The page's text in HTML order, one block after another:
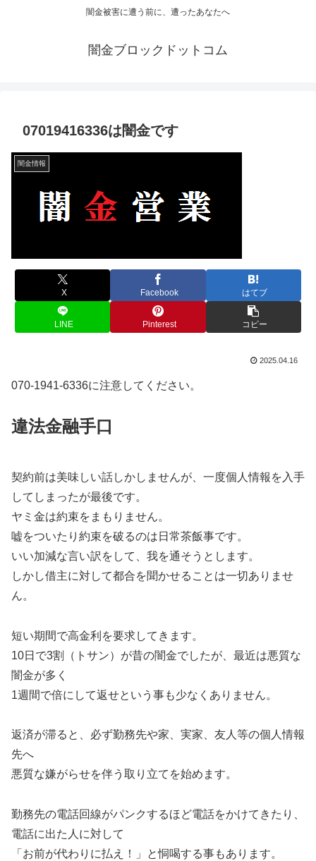
闇金被害に遭う前に、遭ったあなたへ
闇金ブロックドットコム
07019416336は闇金です
闇金情報
X Facebook はてブ
LINE Pinterest コピー
2025.04.16
070-1941-6336に注意してください。
違法金融手口
契約前は美味しい話しかしませんが、一度個人情報を入手
してしまったが最後です。
ヤミ金は約束をまもりません。
嘘をついたり約束を破るのは日常茶飯事です。
いい加減な言い訳をして、我を通そうとします。
しかし借主に対して都合を聞かせることは一切ありませ
ん。
短い期間で高金利を要求してきます。
10日で3割（トサン）が昔の闇金でしたが、最近は悪質な
闇金が多く
1週間で倍にして返せという事も少なくありません。
返済が滞ると、必ず勤務先や家、実家、友人等の個人情報
先へ
悪質な嫌がらせを伴う取り立てを始めます。
勤務先の電話回線がパンクするほど電話をかけてきたり、
電話に出た人に対して
「お前が代わりに払え！」と恫喝する事もあります。